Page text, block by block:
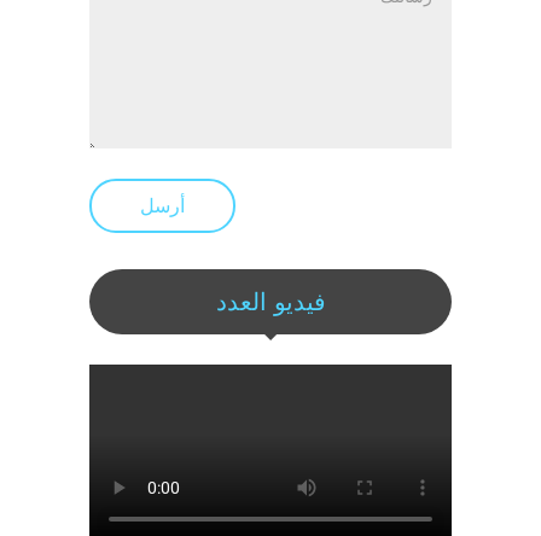
أرسل
فيديو العدد